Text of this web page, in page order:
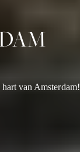
van Amsterdam!